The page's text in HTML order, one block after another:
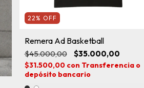
22 % OFF
Remera Ad Basketball
$45.000,00 $35.000,00
$31.500,00 con Transferencia o
depósito bancario